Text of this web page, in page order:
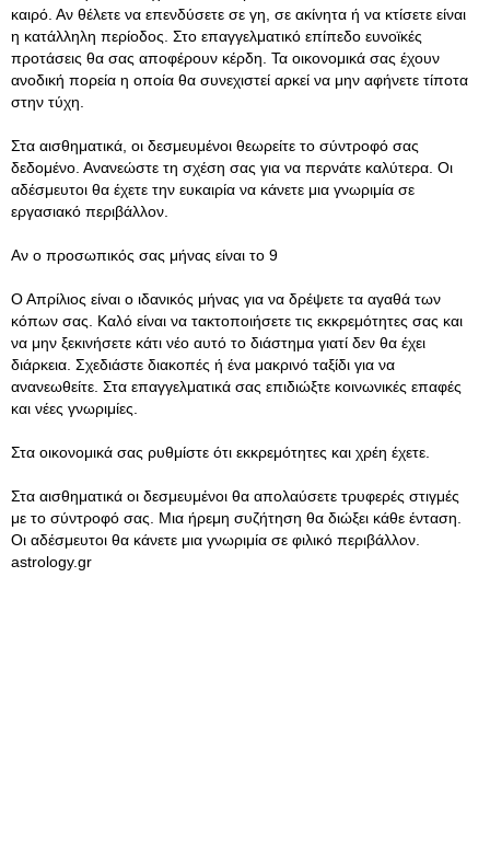
καιρό. Αν θέλετε να επενδύσετε σε γη, σε ακίνητα ή να κτίσετε είναι
η κατάλληλη περίοδος. Στο επαγγελματικό επίπεδο ευνοϊκές
προτάσεις θα σας αποφέρουν κέρδη. Τα οικονομικά σας έχουν
ανοδική πορεία η οποία θα συνεχιστεί αρκεί να μην αφήνετε τίποτα
στην τύχη.
Στα αισθηματικά, οι δεσμευμένοι θεωρείτε το σύντροφό σας
δεδομένο. Ανανεώστε τη σχέση σας για να περνάτε καλύτερα. Οι
αδέσμευτοι θα έχετε την ευκαιρία να κάνετε μια γνωριμία σε
εργασιακό περιβάλλον.
Αν ο προσωπικός σας μήνας είναι το 9
Ο Απρίλιος είναι ο ιδανικός μήνας για να δρέψετε τα αγαθά των
κόπων σας. Καλό είναι να τακτοποιήσετε τις εκκρεμότητες σας και
να μην ξεκινήσετε κάτι νέο αυτό το διάστημα γιατί δεν θα έχει
διάρκεια. Σχεδιάστε διακοπές ή ένα μακρινό ταξίδι για να
ανανεωθείτε. Στα επαγγελματικά σας επιδιώξτε κοινωνικές επαφές
και νέες γνωριμίες.
Στα οικονομικά σας ρυθμίστε ότι εκκρεμότητες και χρέη έχετε.
Στα αισθηματικά οι δεσμευμένοι θα απολαύσετε τρυφερές στιγμές
με το σύντροφό σας. Μια ήρεμη συζήτηση θα διώξει κάθε ένταση.
Οι αδέσμευτοι θα κάνετε μια γνωριμία σε φιλικό περιβάλλον.
astrology.gr